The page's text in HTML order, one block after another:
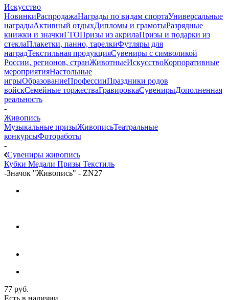
Искусство
НовинкиРаспродажаНаграды по видам спортаУниверсальные
наградыАктивный отдыхДипломы и грамотыРазрядные
книжки и значкиГТОПризы из акрилаПризы и подарки из
стеклаПлакетки, панно, тарелкиФутляры для
наградТекстильная продукцияСувениры с символикой
России, регионов, странЖивотныеИскусствоКорпоративные
мероприятияНастольные
игрыОбразованиеПрофессииПраздники родов
войскСемейные торжестваГравировкаСувенирыДополненная
реальность
-
Живопись
Музыкальные призыЖивописьТеатральные
конкурсыФотоработы
-
Сувениры живопись
Кубки Медали Призы Текстиль
-Значок "Живопись" - ZN27
77 руб.
Есть в наличии